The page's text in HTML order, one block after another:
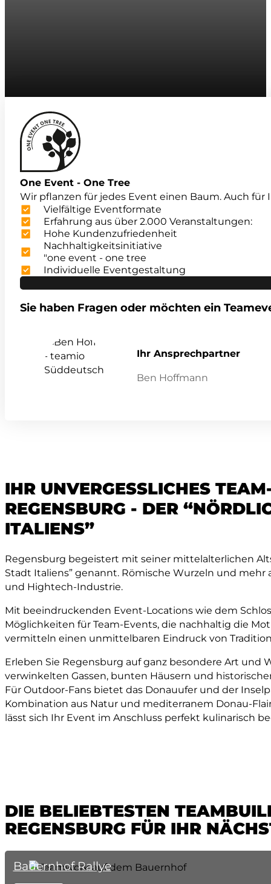
IHR UNVERGESSLICHES
REGENSBURG - DER
ITALIENS”
Regensburg begeistert mit seiner mittelalterlichen
Stadt Italiens” genannt. Römische Wurzeln und
und Hightech-Industrie.
Mit beeindruckenden Event-Locations wie dem
Möglichkeiten für Team-Events, die nachhaltig die
vermitteln einen unmittelbaren Eindruck von
Erleben Sie Regensburg auf ganz besondere Art
verwinkelten Gassen, bunten Häusern und
Für Outdoor-Fans bietet das Donauufer und der
Kombination aus Natur und mediterranem Donau-
lässt sich Ihr Event im Anschluss perfekt kulinarisch
One Event - One Tree
Wir pflanzen für jedes Event einen Baum. Auch für
Vielfältige Eventformate
Erfahrung aus über 2.000 Veranstaltungen:
Hohe Kundenzufriedenheit
Nachhaltigkeitsinitiative
"one event - one tree
Individuelle Eventgestaltung
Sie haben Fragen oder möchten ein
Ihr Ansprechpartner
Ben Hoffmann
DIE BELIEBTESTEN
REGENSBURG FÜR IHR
Bauernhof Rallye